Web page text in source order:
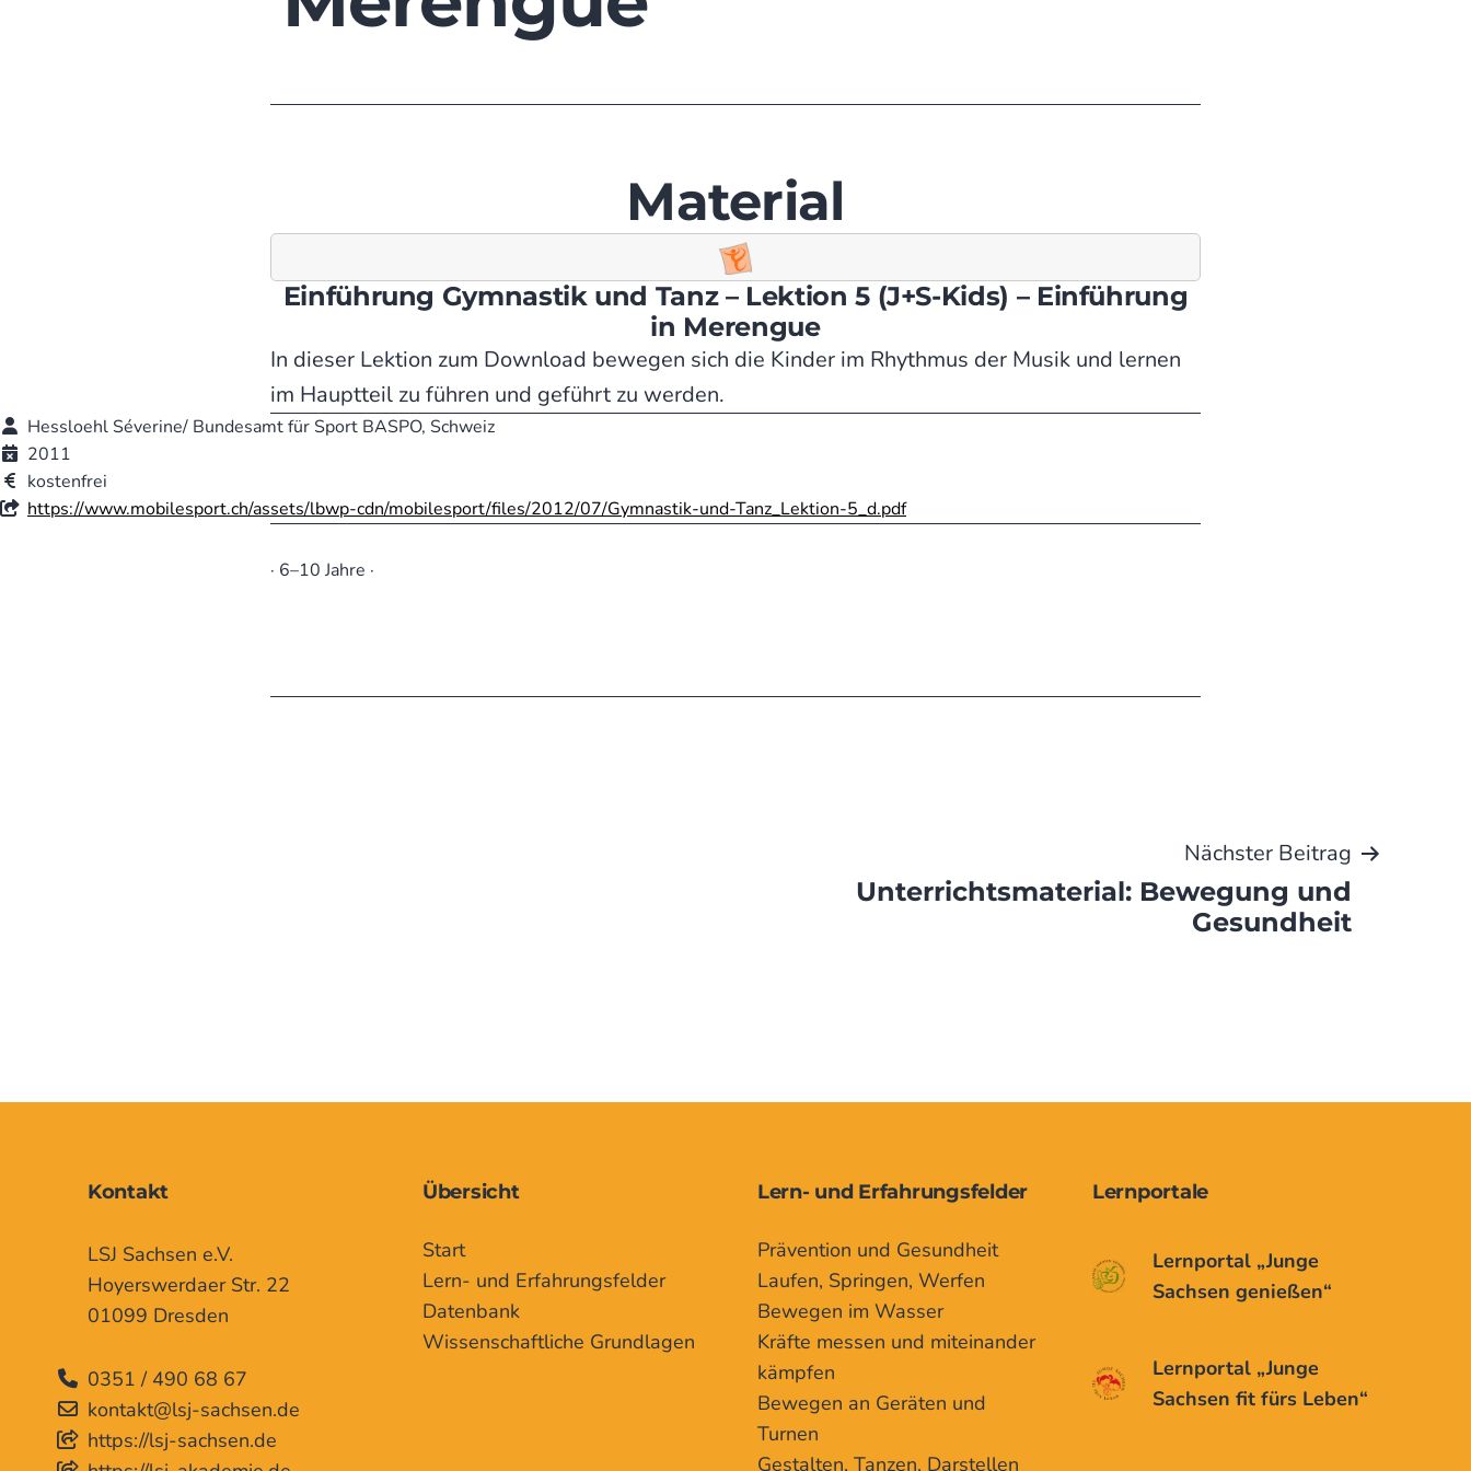
Material
Einführung Gymnastik und Tanz – Lektion 5 (J+S-Kids) – Einführung
in Merengue
In dieser Lektion zum Download bewegen sich die Kinder im Rhythmus der Musik und lernen
im Hauptteil zu führen und geführt zu werden.
Hessloehl Séverine/ Bundesamt für Sport BASPO, Schweiz
2011
kostenfrei
https://www.mobilesport.ch/assets/lbwp-cdn/mobilesport/files/2012/07/Gymnastik-und-Tanz_Lektion-5_d.pdf
· 6–10 Jahre ·
Nächster Beitrag
Unterrichtsmaterial: Bewegung und
Gesundheit
Kontakt
LSJ Sachsen e.V.
Hoyerswerdaer Str. 22
01099 Dresden
0351 / 490 68 67
kontakt@lsj-sachsen.de
https://lsj-sachsen.de
Übersicht
Start
Lern- und Erfahrungsfelder
Datenbank
Wissenschaftliche Grundlagen
Lern- und Erfahrungsfelder
Prävention und Gesundheit
Laufen, Springen, Werfen
Bewegen im Wasser
Kräfte messen und miteinander
kämpfen
Bewegen an Geräten und
Turnen
Gestalten, Tanzen, Darstellen
Lernportale
Lernportal „Junge
Sachsen genießen“
Lernportal „Junge
Sachsen fit fürs Leben“